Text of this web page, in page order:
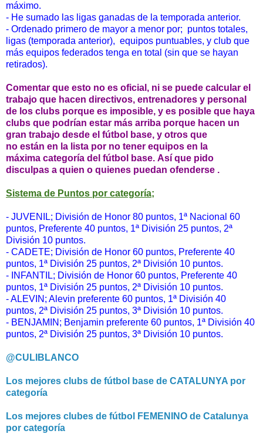
máximo.
- He sumado las ligas ganadas de la temporada anterior.
- Ordenado primero de mayor a menor por; puntos totales,
ligas (temporada anterior), equipos puntuables, y club que
más equipos federados tenga en total (sin que se hayan
retirados).
Comentar que esto no es oficial, ni se puede calcular el
trabajo que hacen directivos, entrenadores y personal
de los clubs porque es imposible, y es posible que haya
clubs que podrían estar más arriba porque hacen un
gran trabajo desde el fútbol base, y otros que
no están en la lista por no tener equipos en la
máxima categoría del fútbol base. Así que pido
disculpas a quien o quienes puedan ofenderse .
Sistema de Puntos por categoría;
- JUVENIL; División de Honor 80 puntos, 1ª Nacional 60
puntos, Preferente 40 puntos, 1ª División 25 puntos, 2ª
División 10 puntos.
- CADETE; División de Honor 60 puntos, Preferente 40
puntos, 1ª División 25 puntos, 2ª División 10 puntos.
- INFANTIL; División de Honor 60 puntos, Preferente 40
puntos, 1ª División 25 puntos, 2ª División 10 puntos.
- ALEVIN; Alevin preferente 60 puntos, 1ª División 40
puntos, 2ª División 25 puntos, 3ª División 10 puntos.
- BENJAMIN; Benjamin preferente 60 puntos, 1ª División 40
puntos, 2ª División 25 puntos, 3ª División 10 puntos.
@CULIBLANCO
Los mejores clubs de fútbol base de CATALUNYA por
categoría
Los mejores clubes de fútbol FEMENINO de Catalunya
por categoría